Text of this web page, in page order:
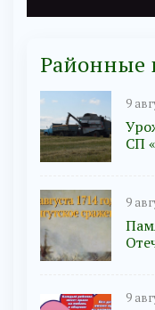
Районные
9
СП
9
9